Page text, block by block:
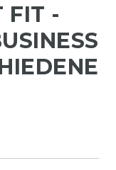
FIT -